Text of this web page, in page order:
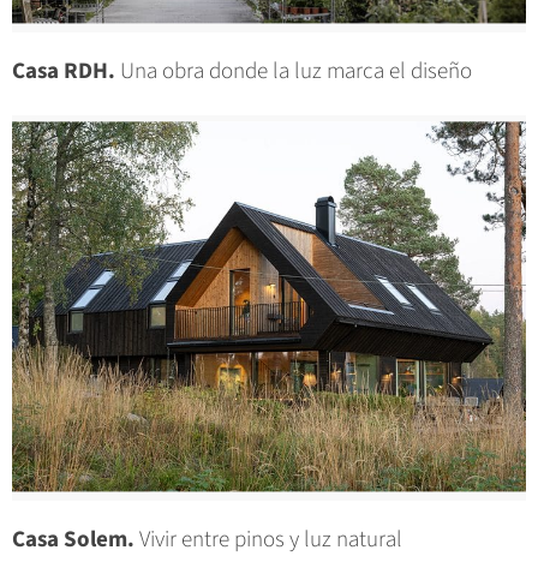
Casa RDH. Una obra donde la luz marca el diseño
Casa Solem.Vivir entre pinos y luz natural